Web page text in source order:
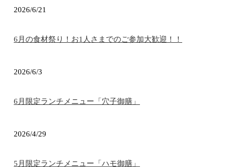
2026/6/21
6月の食材祭り！お1人さまでのご参加大歓迎！！
2026/6/3
6月限定ランチメニュー「穴子御膳」
2026/4/29
5月限定ランチメニュー「ハモ御膳」